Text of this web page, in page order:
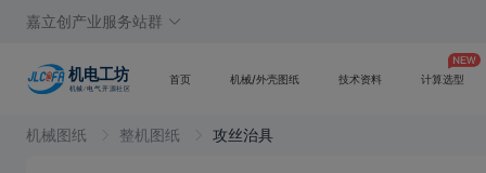
嘉立创产业服务站群
首页 机械/外壳图纸 技术资料 计算选型
机械图纸 整机图纸 攻丝治具